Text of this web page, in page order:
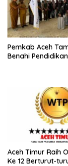
Pemkab Aceh
Benahi
Aceh Timur Raih
Ke 12 Berturut-